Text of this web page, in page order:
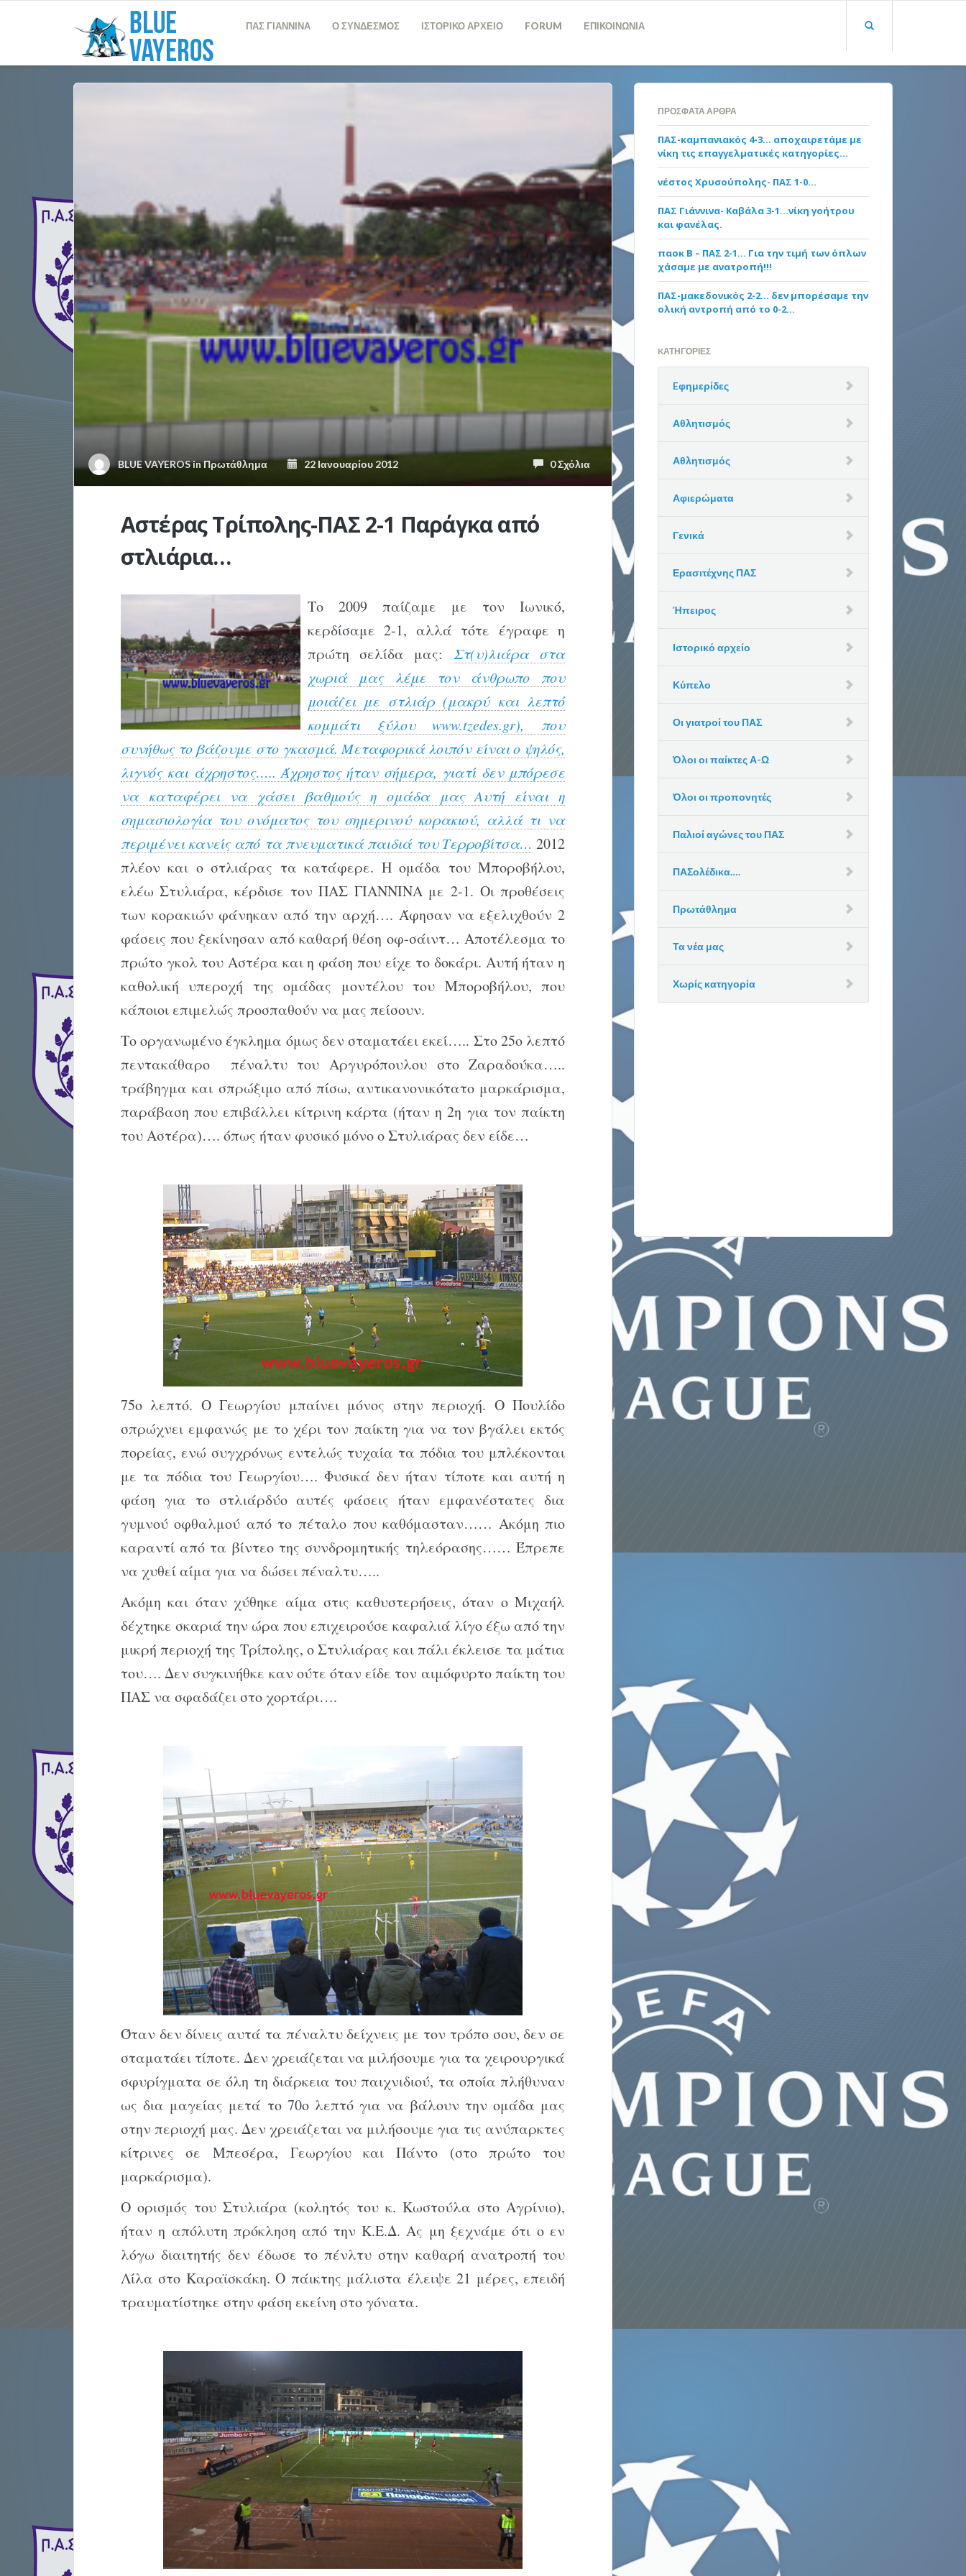
ΠΑΣ ΓΙΑΝΝΙΝΑ Ο ΣΥΝΔΕΣΜΟΣ ΙΣΤΟΡΙΚΟ ΑΡΧΕΙΟ FORUM ΕΠΙΚΟΙΝΩΝΙΑ
BLUE VAYEROSinΠρωτάθλημα 22 Ιανουαρίου 2012 0 Σχόλια
Αστέρας Τρίπολης-ΠΑΣ 2-1 Παράγκα από
στλιάρια…
Το 2009 παίζαμε με τον Ιωνικό,
κερδίσαμε 2-1, αλλά τότε έγραφε η
πρώτη σελίδα μας: Στ(υ)λιάρα στα
χωριά μας λέμε τον άνθρωπο που
μοιάζει με στλιάρ (μακρύ και λεπτό
κομμάτι ξύλου www.tzedes.gr), που
συνήθως το βάζουμε στο γκασμά. Μεταφορικά λοιπόν είναι ο ψηλός,
λιγνός και άχρηστος….. Άχρηστος ήταν σήμερα, γιατί δεν μπόρεσε
να καταφέρει να χάσει βαθμούς η ομάδα μας Αυτή είναι η
σημασιολογία του ονόματος του σημερινού κορακιού, αλλά τι να
περιμένει κανείς από τα πνευματικά παιδιά του Τερροβίτσα… 2012
πλέον και ο στλιάρας τα κατάφερε. Η ομάδα του Μποροβήλου,
ελέω Στυλιάρα, κέρδισε τον ΠΑΣ ΓΙΑΝΝΙΝΑ με 2-1. Οι προθέσεις
των κορακιών φάνηκαν από την αρχή…. Άφησαν να εξελιχθούν 2
φάσεις που ξεκίνησαν από καθαρή θέση οφ-σάιντ… Αποτέλεσμα το
πρώτο γκολ του Αστέρα και η φάση που είχε το δοκάρι. Αυτή ήταν η
καθολική υπεροχή της ομάδας μοντέλου του Μποροβήλου, που
κάποιοι επιμελώς προσπαθούν να μας πείσουν.
Το οργανωμένο έγκλημα όμως δεν σταματάει εκεί….. Στο 25ο λεπτό
πεντακάθαρο πέναλτυ του Αργυρόπουλου στο Ζαραδούκα…..
τράβηγμα και σπρώξιμο από πίσω, αντικανονικότατο μαρκάρισμα,
παράβαση που επιβάλλει κίτρινη κάρτα (ήταν η 2η για τον παίκτη
του Αστέρα)…. όπως ήταν φυσικό μόνο ο Στυλιάρας δεν είδε…
75ο λεπτό. Ο Γεωργίου μπαίνει μόνος στην περιοχή. Ο Πουλίδο
σπρώχνει εμφανώς με το χέρι τον παίκτη για να τον βγάλει εκτός
πορείας, ενώ συγχρόνως εντελώς τυχαία τα πόδια του μπλέκονται
με τα πόδια του Γεωργίου…. Φυσικά δεν ήταν τίποτε και αυτή η
φάση για το στλιάρδύο αυτές φάσεις ήταν εμφανέστατες δια
γυμνού οφθαλμού από το πέταλο που καθόμασταν…… Ακόμη πιο
καραντί από τα βίντεο της συνδρομητικής τηλεόρασης…… Έπρεπε
να χυθεί αίμα για να δώσει πέναλτυ…..
Ακόμη και όταν χύθηκε αίμα στις καθυστερήσεις, όταν ο Μιχαήλ
δέχτηκε σκαριά την ώρα που επιχειρούσε καφαλιά λίγο έξω από την
μικρή περιοχή της Τρίπολης, ο Στυλιάρας και πάλι έκλεισε τα μάτια
του…. Δεν συγκινήθκε καν ούτε όταν είδε τον αιμόφυρτο παίκτη του
ΠΑΣ να σφαδάζει στο χορτάρι….
Όταν δεν δίνεις αυτά τα πέναλτυ δείχνεις με τον τρόπο σου, δεν σε
σταματάει τίποτε. Δεν χρειάζεται να μιλήσουμε για τα χειρουργικά
σφυρίγματα σε όλη τη διάρκεια του παιχνιδιού, τα οποία πλήθυναν
ως δια μαγείας μετά το 70ο λεπτό για να βάλουν την ομάδα μας
στην περιοχή μας. Δεν χρειάζεται να μιλήσουμε για τις ανύπαρκτες
κίτρινες σε Μπεσέρα, Γεωργίου και Πάντο (στο πρώτο του
μαρκάρισμα).
Ο ορισμός του Στυλιάρα (κολητός του κ. Κωστούλα στο Αγρίνιο),
ήταν η απόλυτη πρόκληση από την Κ.Ε.Δ. Ας μη ξεχνάμε ότι ο εν
λόγω διαιτητής δεν έδωσε το πένλτυ στην καθαρή ανατροπή του
Λίλα στο Καραϊσκάκη. Ο πάικτης μάλιστα έλειψε 21 μέρες, επειδή
τραυματίστηκε στην φάση εκείνη στο γόνατα.
ΠΡΌΣΦΑΤΑ ΆΡΘΡΑ
ΠΑΣ-καμπανιακός 4-3… αποχαιρετάμε με
νίκη τις επαγγελματικές κατηγορίες…
νέστος Χρυσούπολης- ΠΑΣ 1-0…
ΠΑΣ Γιάννινα- Καβάλα 3-1…νίκη γοήτρου
και φανέλας.
παοκ Β – ΠΑΣ 2-1… Για την τιμή των όπλων
χάσαμε με ανατροπή!!!
ΠΑΣ-μακεδονικός 2-2… δεν μπορέσαμε την
ολική αντροπή από το 0-2…
KΑΤΗΓΟΡΊΕΣ
Eφημερίδες
Αθλητισμός
Αθλητισμός
Αφιερώματα
Γενικά
Ερασιτέχνης ΠΑΣ
Ήπειρος
Ιστορικό αρχείο
Κύπελο
Οι γιατροί του ΠΑΣ
Όλοι οι παίκτες Α-Ω
Όλοι οι προπονητές
Παλιοί αγώνες του ΠΑΣ
ΠΑΣολέδικα….
Πρωτάθλημα
Τα νέα μας
Χωρίς κατηγορία